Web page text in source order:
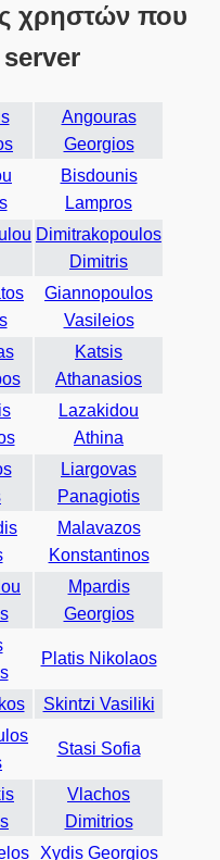
χρηστών που
server
Angouras
Georgios
Bisdounis
Lampros
Dimitrakopoulos
Dimitris
Giannopoulos
Vasileios
Katsis
Athanasios
Lazakidou
Athina
Liargovas
Panagiotis
Malavazos
Konstantinos
Mpardis
Georgios
Platis Nikolaos
Skintzi Vasiliki
Stasi Sofia
Vlachos
Dimitrios
Xydis Georgios